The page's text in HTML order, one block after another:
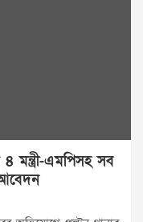
মন্ত্রী-এমপিসহ সব